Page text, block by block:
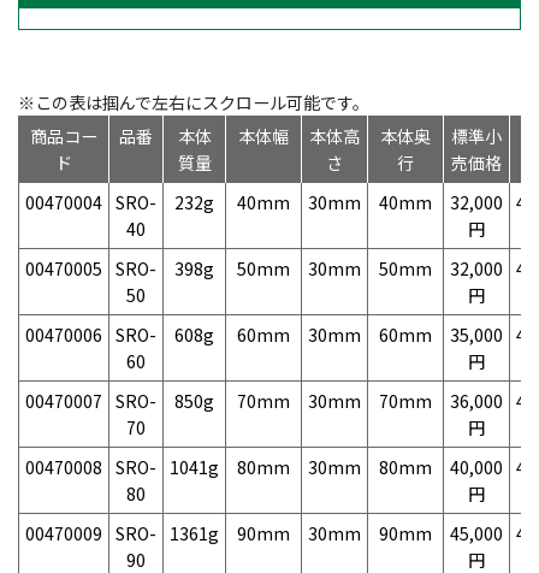
※この表は掴んで左右にスクロール可能です。
商品コー
ド
品番
本体
質量
本体幅
本体高
さ
本体奥
行
標準小
売価格
00470004 SRO-
40
232g 40mm 30mm 40mm
32,000
円
00470005 SRO-
50
398g 50mm 30mm 50mm
32,000
円
00470006 SRO-
60
608g 60mm 30mm 60mm
35,000
円
00470007 SRO-
70
850g 70mm 30mm 70mm
36,000
円
00470008 SRO-
80
1041g 80mm 30mm 80mm
40,000
円
00470009 SRO-
90
1361g 90mm 30mm 90mm
45,000
円